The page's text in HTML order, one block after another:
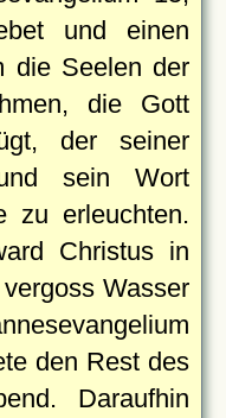
und einen
die Seelen der
die Gott
der seiner
sein Wort
zu erleuchten.
Christus in
Wasser
den Rest des
Daraufhin